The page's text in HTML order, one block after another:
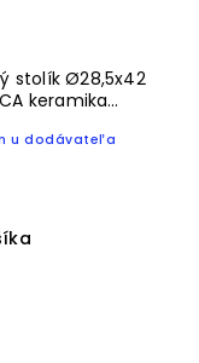
stolík Ø28,5x42
keramika
u dodávateľa